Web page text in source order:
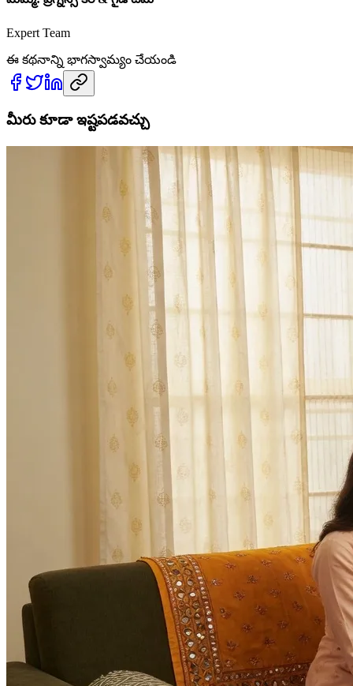
Expert Team
ఈ కథనాన్ని భాగస్వామ్యం చేయండి
మీరు కూడా ఇష్టపడవచ్చు